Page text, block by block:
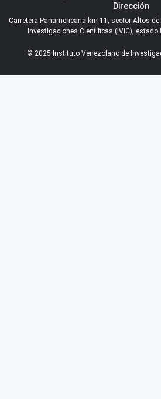
Dirección
Carretera Panamericana km 11, sector Altos
Investigaciones Científicas (IVIC), estado
© 2025 Instituto Venezolano de